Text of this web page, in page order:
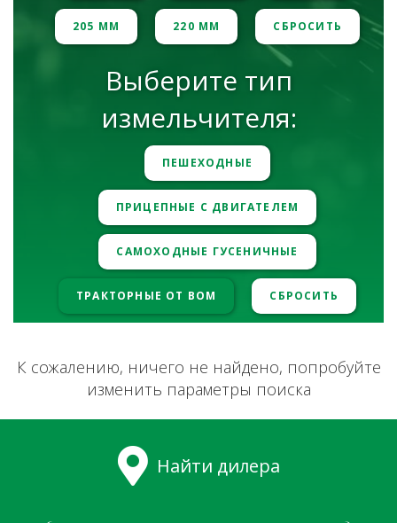
205 ММ 220 ММ СБРОСИТЬ
Выберите тип
измельчителя:
ПЕШЕХОДНЫЕ
ПРИЦЕПНЫЕ С ДВИГАТЕЛЕМ
САМОХОДНЫЕ ГУСЕНИЧНЫЕ
ТРАКТОРНЫЕ ОТ ВОМ СБРОСИТЬ
К сожалению, ничего не найдено, попробуйте
изменить параметры поиска
Найти дилера